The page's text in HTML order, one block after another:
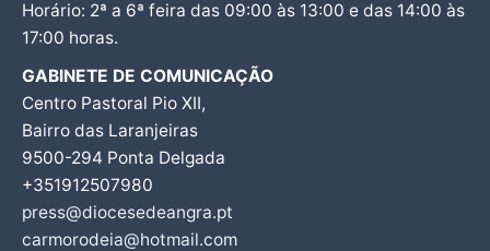
Horário: 2ª a 6ª feira das 09:00 às 13:00 e das 14:00 às
17:00 horas.
GABINETE DE COMUNICAÇÃO
Centro Pastoral Pio XII,
Bairro das Laranjeiras
9500-294 Ponta Delgada
+351912507980
press@diocesedeangra.pt
carmorodeia@hotmail.com